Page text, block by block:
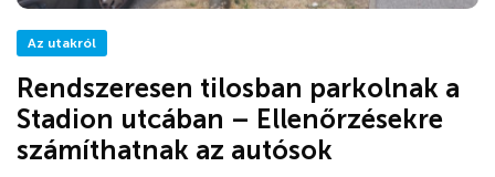
Az utakról
Rendszeresen tilosban parkolnak a
Stadion utcában – Ellenőrzésekre
számíthatnak az autósok